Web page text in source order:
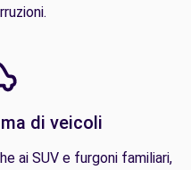
di veicoli
ai SUV e furgoni familiari,